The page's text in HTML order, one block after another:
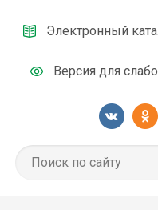
Электронный
Версия для